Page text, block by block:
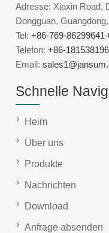
Adresse: Xiaxin Road,
Dongguan,
Tel:+86-769-
Telefon:+86-
Email:
Schnelle
Heim
Über uns
Produkte
Nachrichten
Download
Anfrage absenden